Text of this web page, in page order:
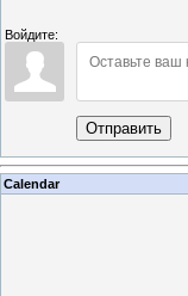
Войдите:
Отправить
Calendar